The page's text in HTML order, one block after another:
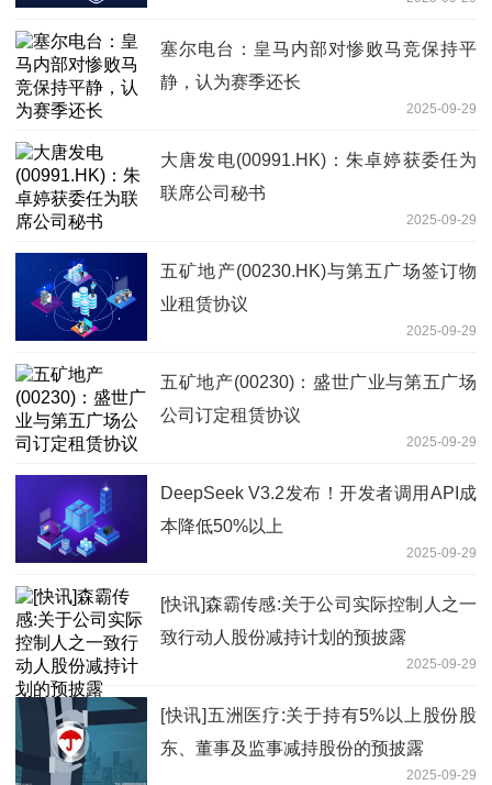
塞尔电台：皇马内部对惨败马竞保持平
静，认为赛季还长
2025-09-29
大唐发电(00991.HK)：朱卓婷获委任为
联席公司秘书
2025-09-29
五矿地产(00230.HK)与第五广场签订物
业租赁协议
2025-09-29
五矿地产(00230)：盛世广业与第五广场
公司订定租赁协议
2025-09-29
DeepSeek V3.2发布！开发者调用API成
本降低50%以上
2025-09-29
[快讯]森霸传感:关于公司实际控制人之一
致行动人股份减持计划的预披露
2025-09-29
[快讯]五洲医疗:关于持有5%以上股份股
东、董事及监事减持股份的预披露
2025-09-29